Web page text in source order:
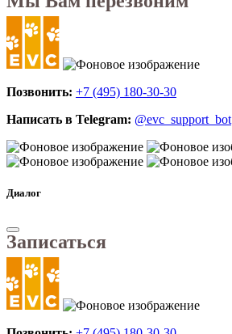
Позвонить: +7 (495) 180-30-30
Написать в Telegram: @evc_support_bot
Диалог
Записаться